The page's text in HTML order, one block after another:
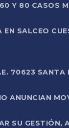
Y 80 CASOS
EN SALCEO
70623 SANTA
ANUNCIAN
SU